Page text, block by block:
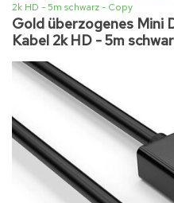
2k HD - 5m schwarz - Copy
Gold überzogenes Mini
Kabel 2k HD - 5m